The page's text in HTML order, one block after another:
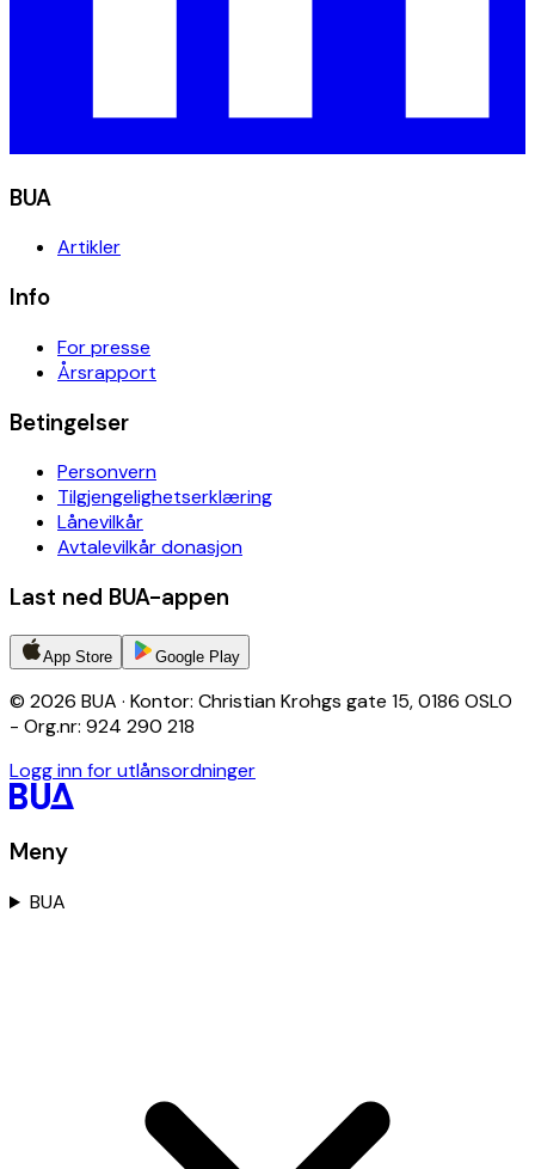
BUA
Artikler
Info
For presse
Årsrapport
Betingelser
Personvern
Tilgjengelighetserklæring
Lånevilkår
Avtalevilkår donasjon
Last ned BUA-appen
App Store Google Play
© 2026 BUA · Kontor: Christian Krohgs gate 15, 0186 OSLO
- Org.nr: 924 290 218
Logg inn for utlånsordninger
Meny
BUA